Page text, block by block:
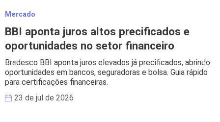
Mercado
BBI aponta juros altos precificados e
oportunidades no setor financeiro
Bradesco BBI aponta juros elevados já precificados, abrindo
oportunidades em bancos, seguradoras e bolsa. Guia rápido
para certificações financeiras.
23 de jul de 2026